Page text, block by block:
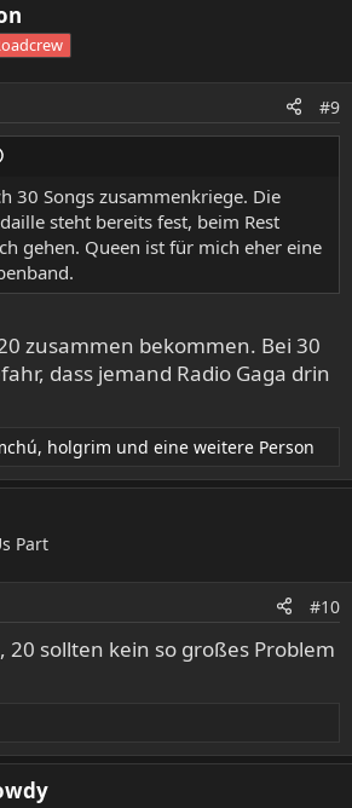
#9
30 Songs zusammenkriege. Die
steht bereits fest, beim Rest
gehen. Queen ist für mich eher eine
zusammen bekommen. Bei 30
dass jemand Radio Gaga drin
, holgrim und eine weitere Person
Part
#10
20 sollten kein so großes Problem